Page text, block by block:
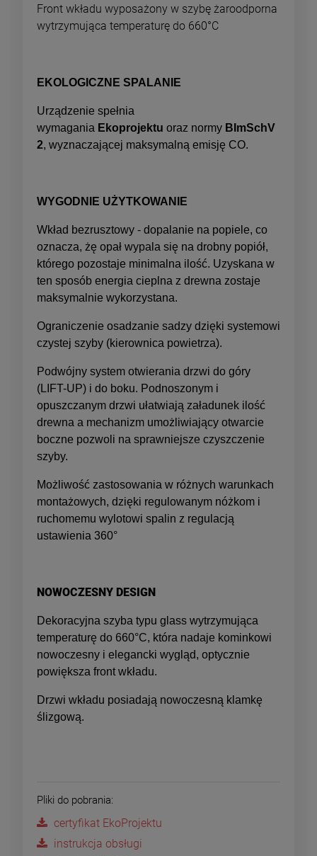
Front wkładu wyposażony w szybę żaroodporna
wytrzymująca temperaturę do 660°C
EKOLOGICZNE SPALANIE
Urządzenie spełnia
wymagania Ekoprojektu oraz normy BImSchV
2, wyznaczającej maksymalną emisję CO.
WYGODNIE UŻYTKOWANIE
Wkład bezrusztowy - dopalanie na popiele, co
oznacza, żę opał wypala się na drobny popiół,
którego pozostaje minimalna ilość. Uzyskana w
ten sposób energia cieplna z drewna zostaje
maksymalnie wykorzystana.
Ograniczenie osadzanie sadzy dzięki systemowi
czystej szyby (kierownica powietrza).
Podwójny system otwierania drzwi do góry
(LIFT-UP) i do boku. Podnoszonym i
opuszczanym drzwi ułatwiają załadunek ilość
drewna a mechanizm umożliwiający otwarcie
boczne pozwoli na sprawniejsze czyszczenie
szyby.
Możliwość zastosowania w różnych warunkach
montażowych, dzięki regulowanym nóżkom i
ruchomemu wylotowi spalin z regulacją
ustawienia 360°
NOWOCZESNY DESIGN
Dekoracyjna szyba typu glass wytrzymująca
temperaturę do 660°C, która nadaje kominkowi
nowoczesny i elegancki wygląd, optycznie
powiększa front wkładu.
Drzwi wkładu posiadają nowoczesną klamkę
ślizgową.
Pliki do pobrania:
certyfikat EkoProjektu
instrukcja obsługi